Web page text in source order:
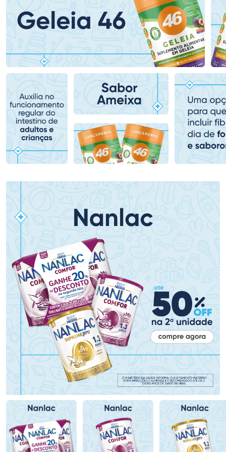
Ativar Desconto
Comprar sem Desconto
Por R$ 80,99/cada
Comprar sem Desconto
Por R$ 80,99/cada
Ativar Desconto
Comprar sem Desconto
Por R$ 279,90/cada
Comprar sem Desconto
Por R$ 279,90/cada